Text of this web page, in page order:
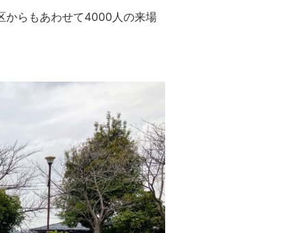
からもあわせて4000人の来場